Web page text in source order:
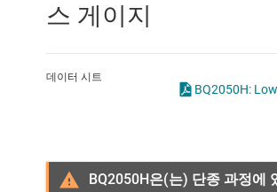
배터리 관리 IC
스 게이지
데이터 시트
BQ2050H:
BQ2050H은(는) 단종 과정에